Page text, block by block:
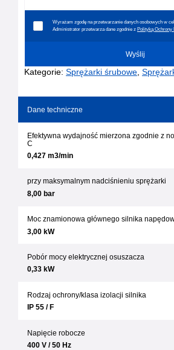
Wyrażam zgodę na przetwarzanie danych osobowych w
Administrator przetwarza dane zgodnie z Polityką Ochrony
Kategorie: Sprężarki śrubowe
Dane techniczne
Efektywna wydajność mierzona zgodnie z
C
0,427 m3/min
przy maksymalnym nadciśnieniu sprężarki
8,00 bar
Moc znamionowa głównego silnika
3,00 kW
Pobór mocy elektrycznej osuszacza
0,33 kW
Rodzaj ochrony/klasa izolacji silnika
IP 55 / F
Napięcie robocze
400 V / 50 Hz